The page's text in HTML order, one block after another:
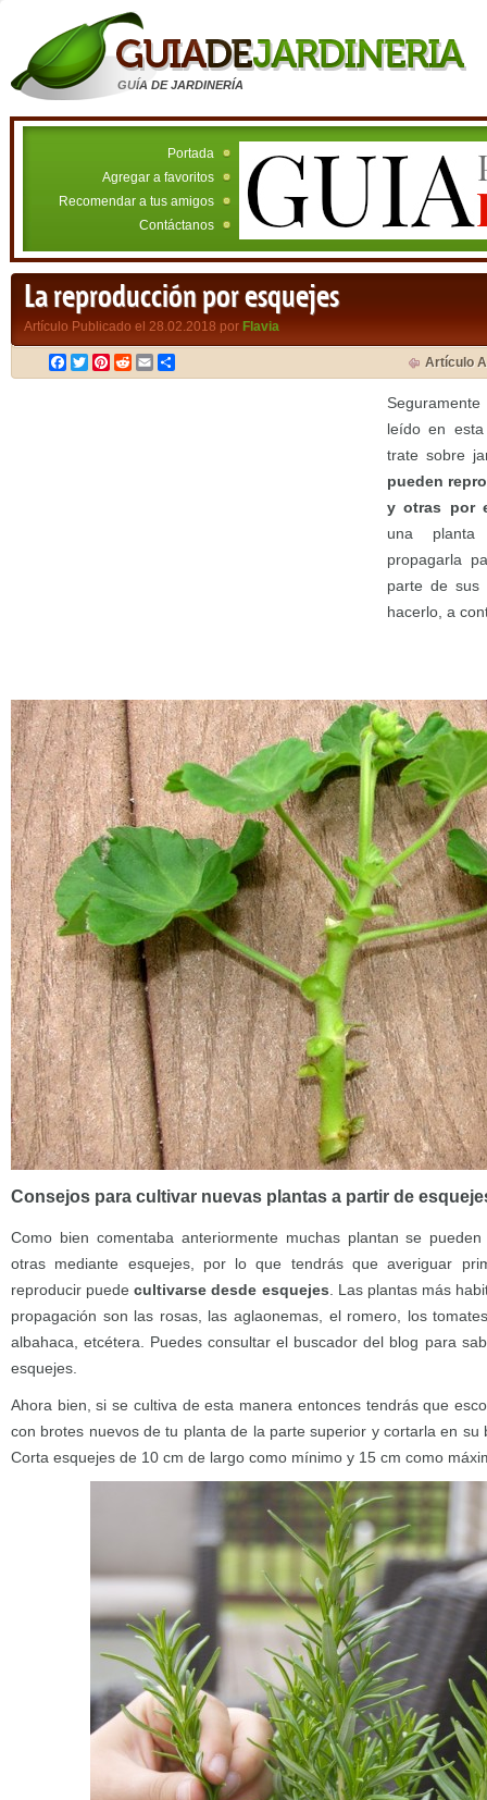
GUÍA DE JARDINERÍA
Portada
Agregar a favoritos
Recomendar a tus amigos
Contáctanos
La reproducción por esquejes
Artículo Publicado el 28.02.2018 por Flavia
Facebook
TwitterPinterest
RedditEmail Artículo
leído en
trate sobre
pueden
y otras por
una
propagarla
parte de sus
hacerlo, a
Consejos para cultivar nuevas plantas a partir de
Como bien comentaba anteriormente muchas plantan se
otras mediante esquejes, por lo que tendrás que averiguar
reproducir puedecultivarse desde esquejes . Las plantas más
propagación son las rosas, las aglaonemas, el romero, los
albahaca, etcétera. Puedes consultar el buscador del blog para
esquejes.
Ahora bien, si se cultiva de esta manera entonces tendrás que
con brotes nuevos de tu planta de la parte superior y cortarla en su
Corta esquejes de 10 cm de largo como mínimo y 15 cm como